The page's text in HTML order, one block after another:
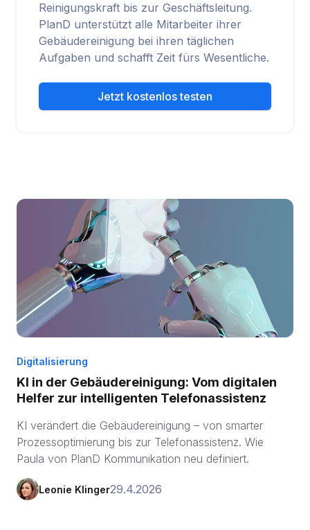
Reinigungskraft bis zur Geschäftsleitung.
PlanD unterstützt alle Mitarbeiter ihrer
Gebäudereinigung bei ihren täglichen
Aufgaben und schafft Zeit fürs Wesentliche.
Jetzt kostenlos testen
Digitalisierung
KI in der Gebäudereinigung: Vom digitalen
Helfer zur intelligenten Telefonassistenz
KI verändert die Gebäudereinigung – von smarter
Prozessoptimierung bis zur Telefonassistenz. Wie
Paula von PlanD Kommunikation neu definiert.
Leonie Klinger29.4.2026